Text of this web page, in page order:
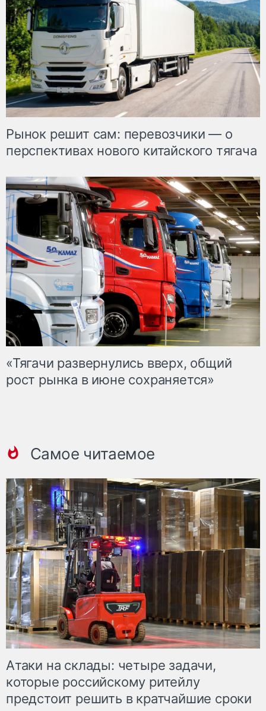
Рынок решит сам: перевозчики — о
перспективах нового китайского тягача
«Тягачи развернулись вверх, общий
рост рынка в июне сохраняется»
Самое читаемое
Атаки на склады: четыре задачи,
которые российскому ритейлу
предстоит решить в кратчайшие сроки